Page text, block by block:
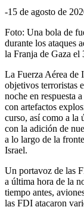
-15 de agosto de
Foto: Una bola de
durante los ataques
la Franja de Gaza el
La Fuerza Aérea de
objetivos terroristas
noche en respuesta
con artefactos
curso, así como a la
con la adición de
a lo largo de la
Israel.
Un portavoz de las
a última hora de la
tiempo antes,
las FDI atacaron